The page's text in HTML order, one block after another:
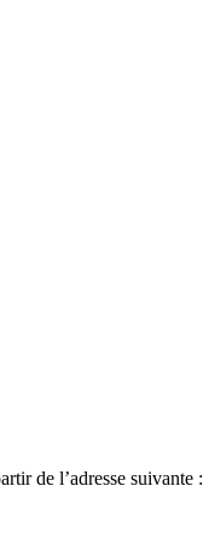
de l’adresse suivante :